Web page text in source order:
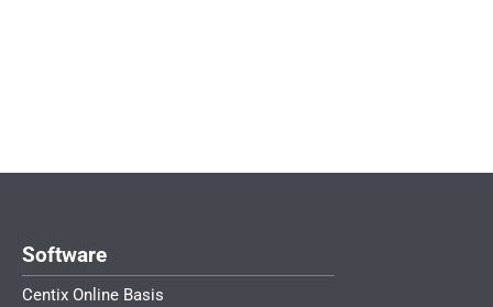
Software
Centix Online Basis